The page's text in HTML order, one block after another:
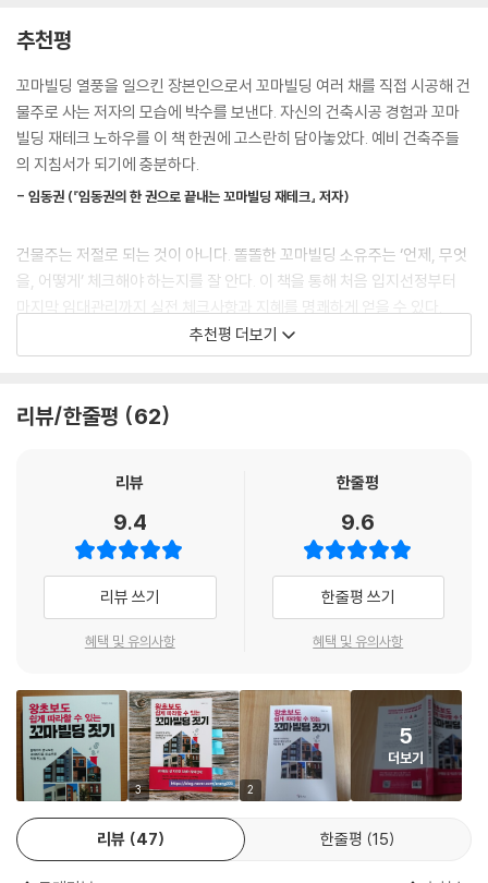
이 기준들이 중요한 이유는 다음과 같다. 첫째 기준인 ‘본인이 거주하면서
를 동시에 만족하자는 것이다. 일단 본인이 거주할 수 있는 공간이 있어야
하고, 더불어 임대 수익을 누릴 수 있는 공간이 있어야 한다. 임대 수익을
누릴 공간이 많을수록 자신의 투자금액은 줄고 임대 수익은 더 늘릴 수 있
다.
--- p.23
다가구주택은 건축법적으로 보면 3가지 요건이 있다. 첫째, 독립된 가구
생활을 할 수 있는 주택이 3개층 이하다. 다만 1층의 전부 혹은 일부가 필로
티 구조로 해서 주차장으로 사용되고, 나머지 부분을 주택 외의 용도로 쓰
는 경우에는 해당 층을 주택 층수에서 제외다. 둘째, 한 동 바닥 면적이 66
0m2 이하(주차장 면적 제외)다. 셋째, 세대수가 19세대 이하다. 이것과
은 건축법과 세법에서 완전히 구분된다. 구분소유가 가능해서 분양할 수
있는 것이 다세대주택이고, 단독주택인 다가구주택은 그렇지 않다. 그리고
다. 세법에서는 다가구주택은1인 소유로 단독주택이다. 그러므로 9억 원
이하라면 1가구 1주택 비과세 혜택을 받을 수 있다.
--- p.25-26
나는 경험이 없는 일반인이라도 직접 집을 지어보기를 권한다. 건설사처럼
현장소장을 한시적으로 채용해 조력을 받으면서 완성하면 된다. 만일 건설
분야에 문외한이라면 PMProject Manager을 두고, 그 공사에 관해 처음
구매, 시공, 시운전 등 공사 전반에 걸친 업무를 관장한다. 자신이 과거 직
장생활을 하면서 현장소장 경험이 있다면 당연히 현장소장을 자처하면서
공사를 할 것이다. 건설 회사의 생리를 알기 때문이다. 그런데 대부분의 일
반인들은 한 번도 해보지 않아서 두렵다. 때문에 쉬운 길을 택한다. 그에 따
른 금전적 대가는 당연히 지불해야 한다. 집은 건설회사 시스템이 짓는 게
아니라 어차피 사람이 짓는다. 자신이 유능하다고 검증된 소장을 고용해
집을 한 채 지으면, 도급업체의 마진에서 현장소장 급여를 제외한 금액만
큼 이익을 본다. 경험의 가치는 덤으로 따라온다.
에서 믿을 사람은 아무도 없다. 모르면 손해 본다”라는 말이 틀린 말이 아
니다. 내가 알아야 상대에게 이용당하지 않는다. 이 책이 도심이나 신도시
에 다가구주택 혹은 상가주택을 신축하려는 사람들에게 유용한 안내서가
되기를 기대한다.
에, 그리고 어떻게 지을지 알아본다. 은퇴자들은 ‘돈이 나오는 집’을 갖기를
제적으로 걱정할 필요가 없으니 그런 꿈을 꾼다. 앞으로 어떤 집에 살아야
할지는 분명해졌다. 2장에서는 꼬마빌딩 짓기의 시작인 설계단계에서부
터 시공 전 미리 준비해야 할 것들에 대해 알아본다. 자기가 살 집을 짓는
일은 대단한 경험이자 보람된 일이다. 게다가 돈이 나오는 집을 구상해서
직접 지어본다면 어떨까? 꼬마빌딩을 짓는 일은 한 번쯤 도전해볼 만한 일
알고 싶어하는 시공단계의 공정을 상세히 알아본다. 각 공정별로 사용되는
항들도 챙겨본다. 4장에서는 예비 건축주들이 잘못 알고 있는 꼬마빌딩 건
축에 관한 오해와 편견을 살펴보고, 건축 현장에서 건축업자나 작업자들
및 건축자재 업체와의 소통 능력을 키우기 위해서 현장에서 쓰이는 각종
용어들에 대해서도 알아본다. 또한 준공을 빨리 하기 위해 챙겨야 할 사항,
건물 준공 후 건물 임대와 유지관리에 관한 알짜배기 노하우도 함께 공개
한다.
추천평
꼬마빌딩 열풍을 일으킨 장본인으로서 꼬마빌딩 여러 채를 직접 시공해 건
물주로 사는 저자의 모습에 박수를 보낸다. 자신의 건축시공 경험과 꼬마
빌딩 재테크 노하우를 이 책 한권에 고스란히 담아놓았다. 예비 건축주들
의 지침서가 되기에 충분하다.
- 임동권 (『임동권의 한 권으로 끝내는 꼬마빌딩 재테크』 저자)
건물주는 저절로 되는 것이 아니다. 똘똘한 꼬마빌딩 소유주는 ‘언제, 무엇
을, 어떻게’ 체크해야 하는지를 잘 안다. 이 책을 통해 처음 입지선정부터
마지막 임대관리까지 실전 체크사항과 지혜를 명쾌하게 얻을 수 있다.
- 김정수 (건축사, 전 세종대학교 건축공학과 겸임교수)
했다. 건축 초기단계부터 인허가는 물론 완공단계까지 초보자도 수익형 건
되는 작금의 상황에서 틈새상품이자 든든한 노후를 준비할 수 있는 부동산
- 이지윤 (『위기를 기회로 바꾸는 부의 공식』 저자)
고령사회에서 노후 준비는 ‘돈 나오는 집’이 답이다. 내가 거주하면서 매월
돈이 나오는 집은 다가구주택이나 상가주택이다. 건축을 전공하지 않았지
만 여러 채 꼬마빌딩을 시공한 저자는 현장에서 몸으로 부딪히면서 알아낸
주택을 직접 지으려는 사람들에게 나침반 같은 책이다.
- 홍지안 (머니큐레이터, 『2000년 이후 한국의 신흥 부자들』 저자)
추천평 더보기
리뷰/한줄평 62
리뷰
9.4
리뷰 쓰기
혜택 및 유의사항
한줄평
9.6
한줄평 쓰기
혜택 및 유의사항
3 2
5
더보기
리뷰 47 한줄평 15